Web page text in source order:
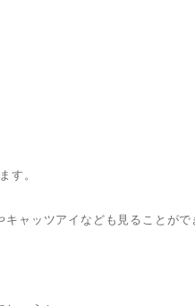
す。
ャッツアイなども見ることがで